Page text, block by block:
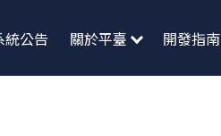
統公告 關於平臺 開發指南